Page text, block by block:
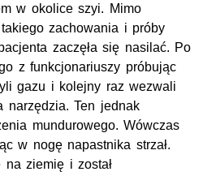
w okolice szyi. Mimo
zachowania i próby
zaczęła się nasilać. Po
z funkcjonariuszy próbując
gazu i kolejny raz wezwali
narzędzia. Ten jednak
mundurowego. Wówczas
w nogę napastnika strzał.
na ziemię i został